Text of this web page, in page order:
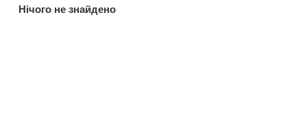
Нiчого не знайдено